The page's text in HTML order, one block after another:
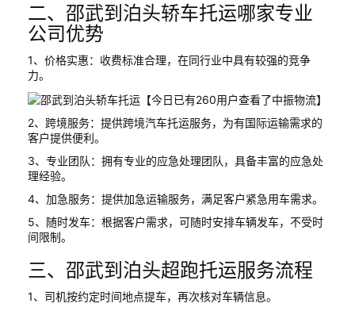
二、邵武到泊头轿车托运哪家专业
公司优势
1、价格实惠：收费标准合理，在同行业中具有较强的竞争
力。
2、跨境服务：提供跨境汽车托运服务，为有国际运输需求的
客户提供便利。
3、专业团队：拥有专业的应急处理团队，具备丰富的应急处
理经验。
4、加急服务：提供加急运输服务，满足客户紧急用车需求。
5、随时发车：根据客户需求，可随时安排车辆发车，不受时
间限制。
三、邵武到泊头超跑托运服务流程
1、司机按约定时间地点提车，再次核对车辆信息。